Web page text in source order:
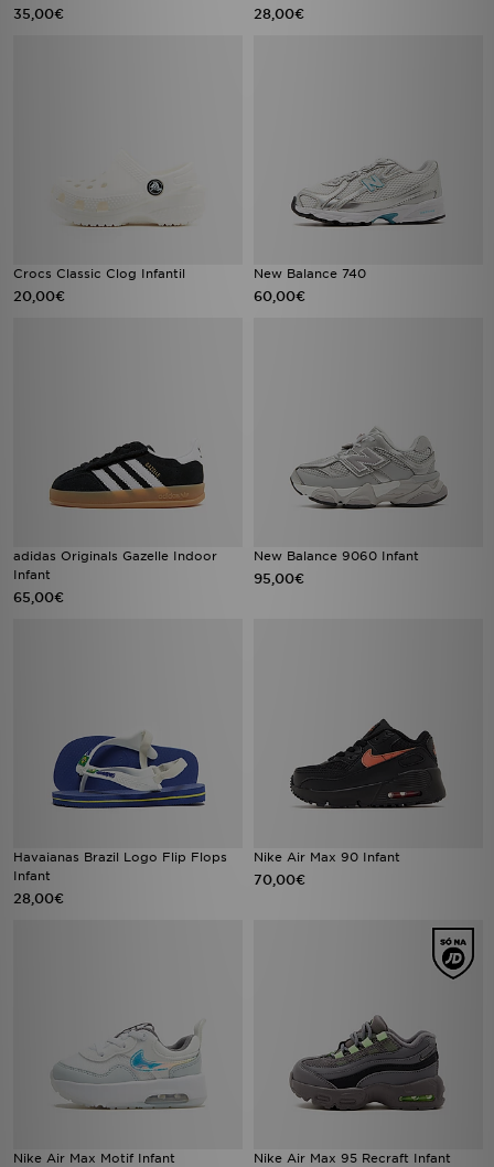
35,00€ 28,00€
Crocs Classic Clog Infantil
20,00€
New Balance 740
60,00€
adidas Originals Gazelle Indoor
Infant
65,00€
New Balance 9060 Infant
95,00€
Havaianas Brazil Logo Flip Flops
Infant
28,00€
Nike Air Max 90 Infant
70,00€
Nike Air Max Motif Infant Nike Air Max 95 Recraft Infant